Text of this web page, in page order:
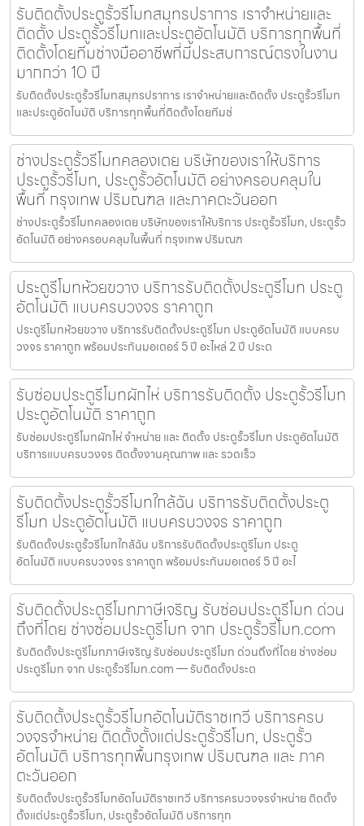
รับติดตั้งประตูรั้วรีโมทสมุทรปราการ เราจำหน่ายและ
ติดตั้ง ประตูรั้วรีโมทและประตูอัตโนมัติ บริการทุกพื้นที่
ติดตั้งโดยทีมช่างมืออาชีพที่มีประสบการณ์ตรงในงาน
มากกว่า 10 ปี
รับติดตั้งประตูรั้วรีโมทสมุทรปราการ เราจำหน่ายและติดตั้ง ประตูรั้วรีโมท
และประตูอัตโนมัติ บริการทุกพื้นที่ติดตั้งโดยทีมช่
ช่างประตูรั้วรีโมทคลองเตย บริษัทของเราให้บริการ
ประตูรั้วรีโมท, ประตูรั้วอัตโนมัติ อย่างครอบคลุมใน
พื้นที่ กรุงเทพ ปริมณฑล และภาคตะวันออก
ช่างประตูรั้วรีโมทคลองเตย บริษัทของเราให้บริการ ประตูรั้วรีโมท, ประตูรั้ว
อัตโนมัติ อย่างครอบคลุมในพื้นที่ กรุงเทพ ปริมณฑ
ประตูรีโมทห้วยขวาง บริการรับติดตั้งประตูรีโมท ประตู
อัตโนมัติ แบบครบวงจร ราคาถูก
ประตูรีโมทห้วยขวาง บริการรับติดตั้งประตูรีโมท ประตูอัตโนมัติ แบบครบ
วงจร ราคาถูก พร้อมประกันมอเตอร์ 5 ปี อะไหล่ 2 ปี ประต
รับซ่อมประตูรีโมทผักไห่ บริการรับติดตั้ง ประตูรั้วรีโมท
ประตูอัตโนมัติ ราคาถูก
รับซ่อมประตูรีโมทผักไห่ จำหน่าย และ ติดตั้ง ประตูรั้วรีโมท ประตูอัตโนมัติ
บริการแบบครบวงจร ติดตั้งงานคุณภาพ และ รวดเร็ว
รับติดตั้งประตูรั้วรีโมทใกล้ฉัน บริการรับติดตั้งประตู
รีโมท ประตูอัตโนมัติ แบบครบวงจร ราคาถูก
รับติดตั้งประตูรั้วรีโมทใกล้ฉัน บริการรับติดตั้งประตูรีโมท ประตู
อัตโนมัติ แบบครบวงจร ราคาถูก พร้อมประกันมอเตอร์ 5 ปี อะไ
รับติดตั้งประตูรีโมทภาษีเจริญ รับซ่อมประตูรีโมท ด่วน
ถึงที่โดย ช่างซ่อมประตูรีโมท จาก ประตูรั้วรีโมท.com
รับติดตั้งประตูรีโมทภาษีเจริญ รับซ่อมประตูรีโมท ด่วนถึงที่โดย ช่างซ่อม
ประตูรีโมท จาก ประตูรั้วรีโมท.com — รับติดตั้งประต
รับติดตั้งประตูรั้วรีโมทอัตโนมัติราชเทวี บริการครบ
วงจรจำหน่าย ติดตั้งตั้งแต่ประตูรั้วรีโมท, ประตูรั้ว
อัตโนมัติ บริการทุกพื้นกรุงเทพ ปริมณฑล และ ภาค
ตะวันออก
รับติดตั้งประตูรั้วรีโมทอัตโนมัติราชเทวี บริการครบวงจรจำหน่าย ติดตั้ง
ตั้งแต่ประตูรั้วรีโมท, ประตูรั้วอัตโนมัติ บริการทุก